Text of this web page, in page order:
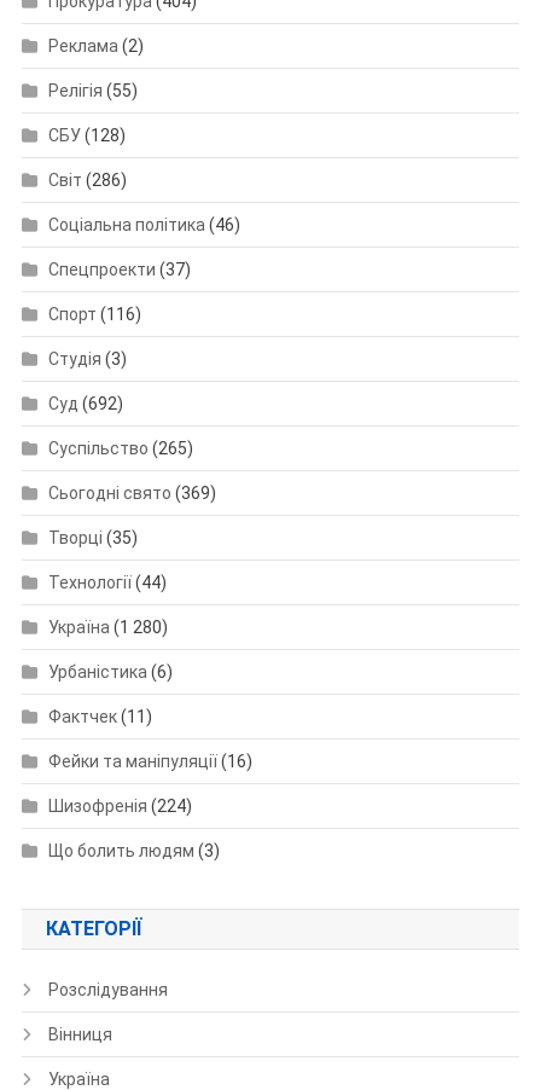
Реклама (2)
Релігія (55)
СБУ(128)
Світ (286)
Соціальна політика (46)
Спецпроекти (37)
Спорт (116)
Студія (3)
Суд (692)
Суспільство (265)
Сьогодні свято (369)
Творці (35)
Технології(44)
Україна (1 280)
Урбаністика (6)
Фактчек(11)
Фейки та маніпуляції(16)
Шизофренія (224)
Що болить людям (3)
КАТЕГОРІЇ
Розслідування
Вінниця
Україна